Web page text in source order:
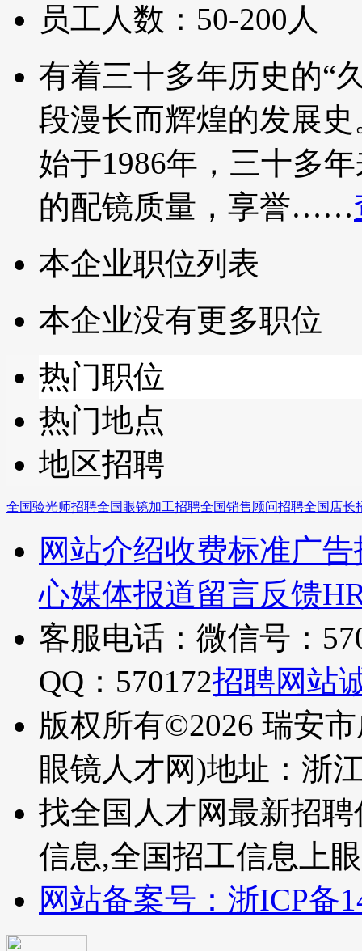
员工人数：50-200人
有着三十多年历史的“
段漫长而辉煌的发展
始于1986年，三十多
的配镜质量，享誉……
本企业职位列表
本企业没有更多职位
热门职位
热门地点
地区招聘
全国验光师招聘全国眼镜加工招聘全国销售顾问招聘全国店长
网站介绍收费标准广
心媒体报道留言反馈
客服电话：微信号：
QQ：570172招聘网站
版权所有©2026 瑞安
眼镜人才网)地址：浙
找全国人才网最新招聘
信息,全国招工信息上
网站备案号：浙ICP备